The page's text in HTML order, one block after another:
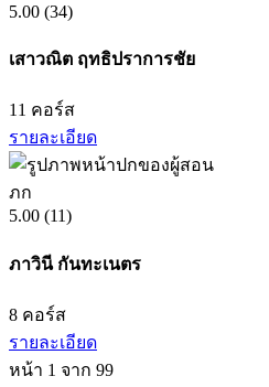
5.00 (34)
เสาวณิต ฤทธิปราการชัย
11 คอร์ส
รายละเอียด
ภก
5.00 (11)
ภาวินี กันทะเนตร
8 คอร์ส
รายละเอียด
หน้า 1 จาก 99